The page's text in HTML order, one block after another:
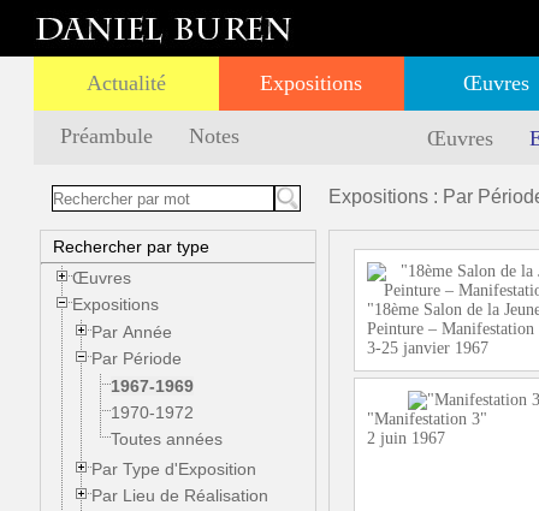
Actualité Expositions Œuvres
Préambule Notes Œuvres
Rechercher par type
Œuvres
Expositions
Par Année
Par Période
1967-1969
1970-1972
Toutes années
Par Type d'Exposition
Par Lieu de Réalisation
Expositions : Par
"18ème Salon de la
Peinture –
3-25 janvier 1967
"Manifestation 3"
2 juin 1967